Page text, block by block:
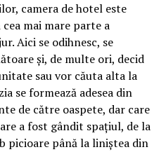
camera de hotel este
mai mare parte a
Aici se odihnesc, se
și, de multe ori, decid
sau vor căuta alta la
se formează adesea din
de către oaspete, dar care
a fost gândit spațiul, de la
picioare până la liniștea din